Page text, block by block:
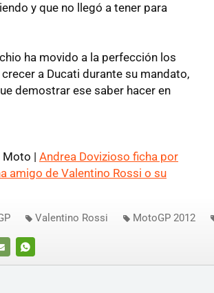
y que no llegó a tener para
ha movido a la perfección los
a Ducati durante su mandato,
demostrar ese saber hacer en
Moto | Andrea Dovizioso ficha por
amigo de Valentino Rossi o su
WHATSAPP
Valentino Rossi MotoGP 2012